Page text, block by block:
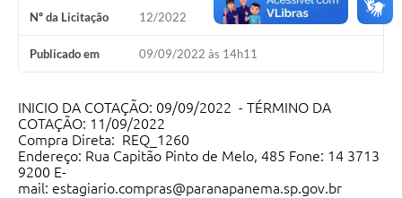
A Nossa Cidade
Nº da Licitação 12/2022
Publicado em 09/09/2022 às 14h11
INICIO DA COTAÇÃO: 09/09/2022 - TÉRMINO DA
COTAÇÃO: 11/09/2022
Compra Direta: REQ_1260
Endereço: Rua Capitão Pinto de Melo, 485 Fone: 14 3713
9200 E-
mail: estagiario.compras@paranapanema.sp.gov.br